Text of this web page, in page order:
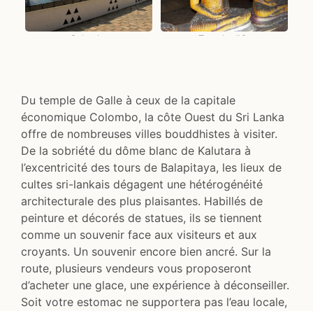
Colombo Temple d'Or
Du temple de Galle à ceux de la capitale
économique Colombo, la côte Ouest du Sri Lanka
offre de nombreuses villes bouddhistes à visiter.
De la sobriété du dôme blanc de Kalutara à
l’excentricité des tours de Balapitaya, les lieux de
cultes sri-lankais dégagent une hétérogénéité
architecturale des plus plaisantes. Habillés de
peinture et décorés de statues, ils se tiennent
comme un souvenir face aux visiteurs et aux
croyants. Un souvenir encore bien ancré. Sur la
route, plusieurs vendeurs vous proposeront
d’acheter une glace, une expérience à déconseiller.
Soit votre estomac ne supportera pas l’eau locale,